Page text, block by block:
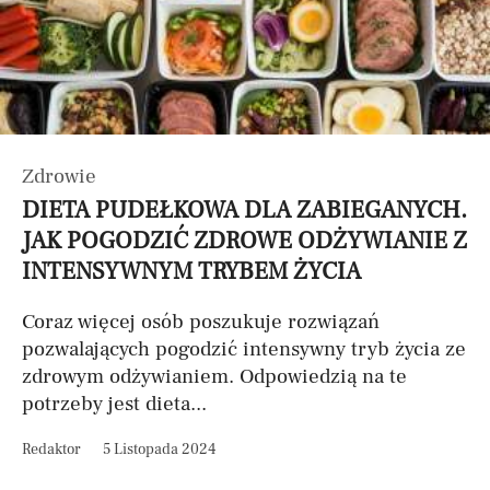
Zdrowie
DIETA PUDEŁKOWA DLA ZABIEGANYCH.
JAK POGODZIĆ ZDROWE ODŻYWIANIE Z
INTENSYWNYM TRYBEM ŻYCIA
Coraz więcej osób poszukuje rozwiązań
pozwalających pogodzić intensywny tryb życia ze
zdrowym odżywianiem. Odpowiedzią na te
potrzeby jest dieta...
Redaktor 5 Listopada 2024